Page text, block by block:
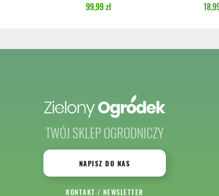
99,99 zł
TWÓJ SKLEP OGRODNICZY
NAPISZ DO NAS
KONTAKT / NEWSLETTER